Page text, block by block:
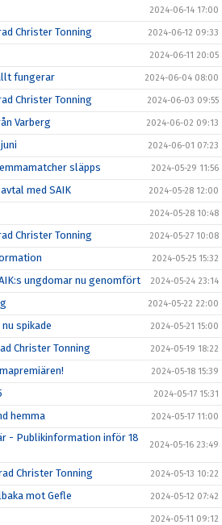
2024-06-14 17:00
Christer Tonning 2024-06-12 09:33
2024-06-11 20:05
fungerar 2024-06-04 08:00
Christer Tonning 2024-06-03 09:55
Varberg 2024-06-02 09:13
2024-06-01 07:23
släpps 2024-05-29 11:56
med SAIK 2024-05-28 12:00
2024-05-28 10:48
Christer Tonning 2024-05-27 10:08
2024-05-25 15:32
ungdomar nu genomfört 2024-05-24 23:14
2024-05-22 22:00
spikade 2024-05-21 15:00
Christer Tonning 2024-05-19 18:22
2024-05-18 15:39
2024-05-17 15:31
hemma 2024-05-17 11:00
- Publikinformation inför 18
2024-05-16 23:49
Christer Tonning 2024-05-13 10:22
mot Gefle 2024-05-12 07:42
2024-05-11 09:12